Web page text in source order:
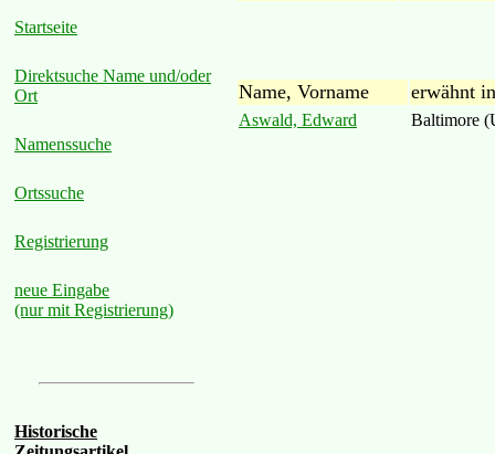
Startseite
Direktsuche Name und/oder
Ort
Namenssuche
Ortssuche
Registrierung
neue Eingabe
(nur mit Registrierung)
Historische
Name, Vorname erwähnt in
Aswald, Edward Baltimore